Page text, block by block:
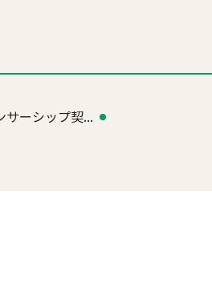
ーシップ契...